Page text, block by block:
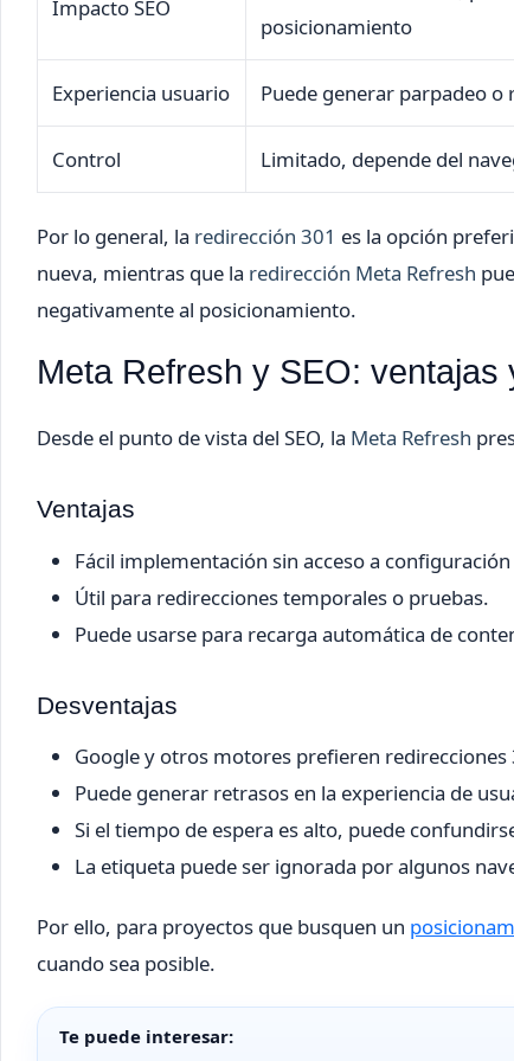
Impacto SEO
posicionamiento
Experiencia usuario Puede generar parpadeo o
Control Limitado, depende del
Por lo general, la redirección 301 es la opción
nueva, mientras que la redirección Meta Refresh
negativamente al posicionamiento.
Meta Refresh y SEO: ventajas
Desde el punto de vista del SEO, la Meta Refresh
Ventajas
Fácil implementación sin acceso a
Útil para redirecciones temporales o pruebas.
Puede usarse para recarga automática de
Desventajas
Google y otros motores prefieren
Puede generar retrasos en la experiencia de
Si el tiempo de espera es alto, puede
La etiqueta puede ser ignorada por algunos
Por ello, para proyectos que busquen un
cuando sea posible.
Te puede interesar: